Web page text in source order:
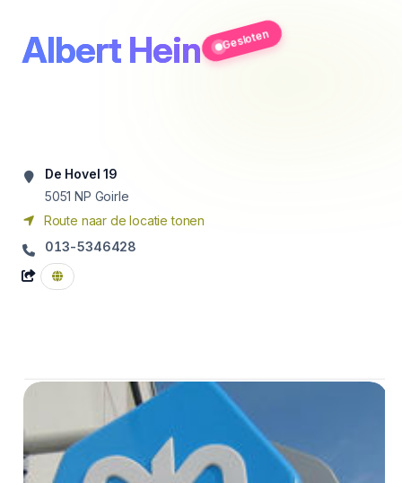
Albert Hein Gesloten
De Hovel 19
5051 NP Goirle
Route naar de locatie tonen
013-5346428